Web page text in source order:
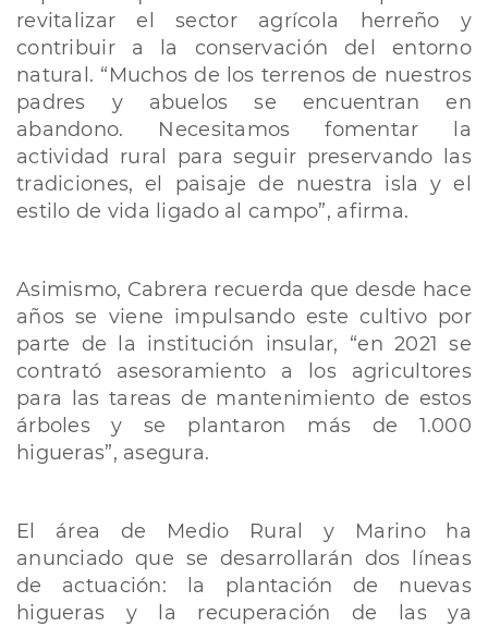
revitalizar el sector agrícola herreño y
contribuir a la conservación del entorno
natural. “Muchos de los terrenos de nuestros
padres y abuelos se encuentran en
abandono. Necesitamos fomentar la
actividad rural para seguir preservando las
tradiciones, el paisaje de nuestra isla y el
estilo de vida ligado al campo”, afirma.
Asimismo, Cabrera recuerda que desde hace
años se viene impulsando este cultivo por
parte de la institución insular, “en 2021 se
contrató asesoramiento a los agricultores
para las tareas de mantenimiento de estos
árboles y se plantaron más de 1.000
higueras”, asegura.
El área de Medio Rural y Marino ha
anunciado que se desarrollarán dos líneas
de actuación: la plantación de nuevas
higueras y la recuperación de las ya